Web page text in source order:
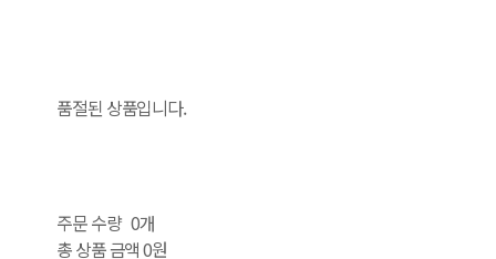
품절된 상품입니다.
주문 수량 0개
총 상품 금액0원